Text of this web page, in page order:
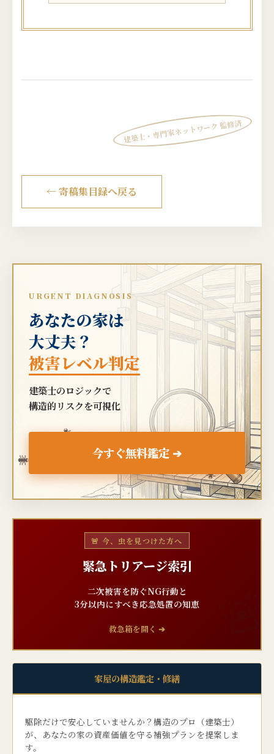
建築士・専門家ネットワーク 監修済
← 寄稿集目録へ戻る
URGENT DIAGNOSIS
あなたの家は
大丈夫？
被害レベル判定
建築士のロジックで
構造的リスクを可視化
今すぐ無料鑑定 ➔
🐜
🐜
🐜
🚨 今、虫を見つけた方へ
緊急トリアージ索引
二次被害を防ぐNG行動と
3分以内にすべき応急処置の知恵
救急箱を開く ➔
家屋の構造鑑定・修繕
駆除だけで安心していませんか？構造のプロ（建築士）
が、あなたの家の資産価値を守る補強プランを提案しま
す。